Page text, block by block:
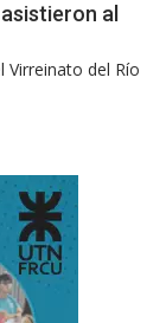
al
Virreinato del Río